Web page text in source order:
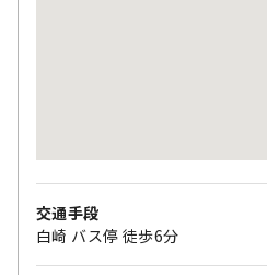
交通手段
白崎 バス停 徒歩6分